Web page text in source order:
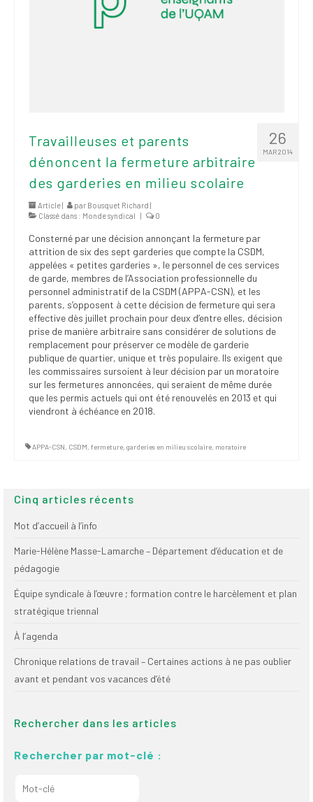
26
MAR 2014
Travailleuses et parents
dénoncent la fermeture arbitraire
des garderies en milieu scolaire
Article | par Bousquet Richard |
Classé dans : Monde syndical | 0
Consterné par une décision annonçant la fermeture par
attrition de six des sept garderies que compte la CSDM,
appelées « petites garderies », le personnel de ces services
de garde, membres de l’Association professionnelle du
personnel administratif de la CSDM (APPA-CSN), et les
parents, s’opposent à cette décision de fermeture qui sera
effective dès juillet prochain pour deux d’entre elles, décision
prise de manière arbitraire sans considérer de solutions de
remplacement pour préserver ce modèle de garderie
publique de quartier, unique et très populaire. Ils exigent que
les commissaires sursoient à leur décision par un moratoire
sur les fermetures annoncées, qui seraient de même durée
que les permis actuels qui ont été renouvelés en 2013 et qui
viendront à échéance en 2018.
APPA-CSN, CSDM, fermeture, garderies en milieu scolaire, moratoire
Cinq articles récents
Mot d’accueil à l’info
Marie-Hélène Masse-Lamarche – Département d’éducation et de
pédagogie
Équipe syndicale à l’œuvre ; formation contre le harcèlement et plan
stratégique triennal
À l’agenda
Chronique relations de travail – Certaines actions à ne pas oublier
avant et pendant vos vacances d’été
Rechercher dans les articles
Rechercher par mot-clé :